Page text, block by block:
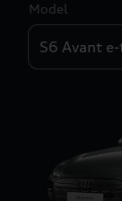
Model